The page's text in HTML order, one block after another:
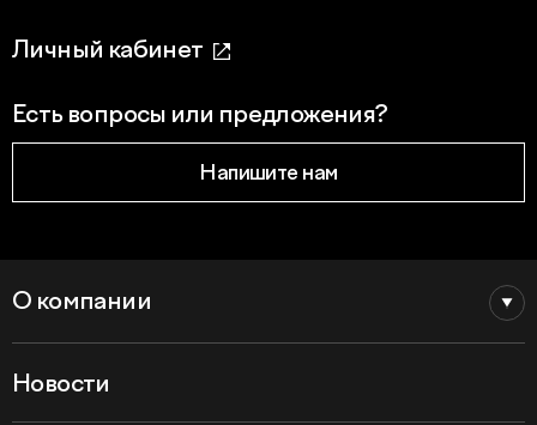
Личный кабинет
Есть вопросы или предложения?
Напишите нам
О компании
Новости